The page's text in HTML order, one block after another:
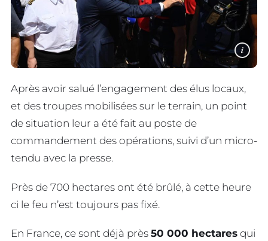
i
Après avoir salué l’engagement des élus locaux,
et des troupes mobilisées sur le terrain, un point
de situation leur a été fait au poste de
commandement des opérations, suivi d’un micro-
tendu avec la presse.
Près de 700 hectares ont été brûlé, à cette heure
ci le feu n’est toujours pas fixé.
En France, ce sont déjà près 50 000 hectares qui